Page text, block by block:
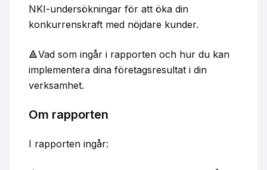
NKI-undersökningar för att öka din
konkurrenskraft med nöjdare kunder.
🔺Vad som ingår i rapporten och hur du kan
implementera dina företagsresultat i din
verksamhet.
Om rapporten
I rapporten ingår: